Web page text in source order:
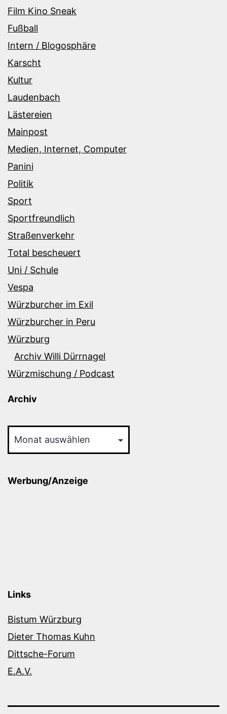
Film Kino Sneak
Fußball
Intern / Blogosphäre
Karscht
Kultur
Laudenbach
Lästereien
Mainpost
Medien, Internet, Computer
Panini
Politik
Sport
Sportfreundlich
Straßenverkehr
Total bescheuert
Uni / Schule
Vespa
Würzburcher im Exil
Würzburcher in Peru
Würzburg
Archiv Willi Dürrnagel
Würzmischung / Podcast
Archiv
Werbung/Anzeige
Links
Bistum Würzburg
Dieter Thomas Kuhn
Dittsche-Forum
E.A.V.